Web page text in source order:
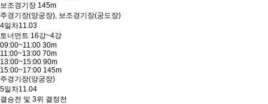
보조경기장 145m
주경기장(양궁장), 보조경기장(궁도장)
4일차11.03
토너먼트 16강~4강
09:00~11:00 30m
11:00~13:00 70m
13:00~15:00 90m
15:00~17:00 145m
주경기장(양궁장)
5일차11.04
결승전 및 3위 결정전